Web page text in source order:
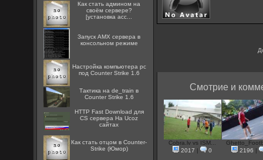
Как стать админом на
своём сервере?
[установка acc...
Запуск AMX сервера в
консольном режиме
Настройка компьютера pc
под Counter Strike 1.6
Тактика на de_train в
Counter Strike 1.6
HTTP Fast Download для
CS сервера На Ucoz
сайтах
Как стать отцом в Counter-
Strike (Юмор)
Смотрие и
Cobra.lv vs ISM...
2017
| 0
2196